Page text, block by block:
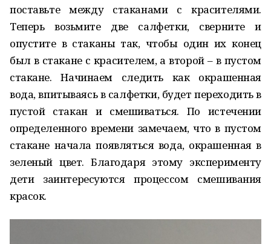
поставьте между стаканами с красителями.
Теперь возьмите две салфетки, сверните и
опустите в стаканы так, чтобы один их конец
был в стакане с красителем, а второй – в пустом
стакане. Начинаем следить как окрашенная
вода, впитываясь в салфетки, будет переходить в
пустой стакан и смешиваться. По истечении
определенного времени замечаем, что в пустом
стакане начала появляться вода, окрашенная в
зеленый цвет. Благодаря этому эксперименту
дети заинтересуются процессом смешивания
красок.